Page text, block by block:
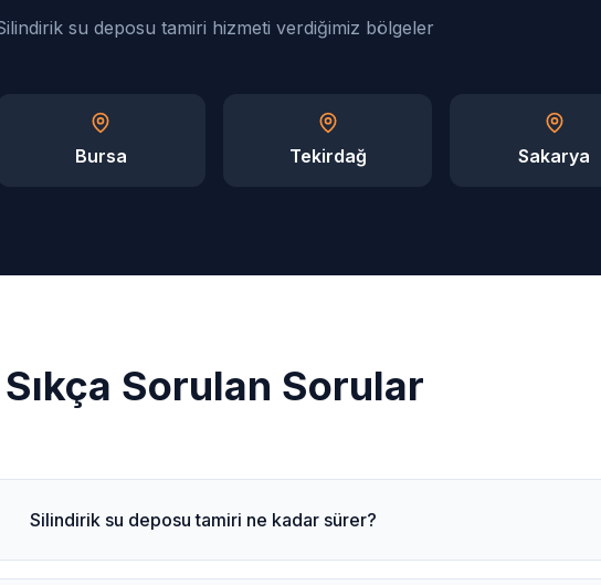
su deposu tamiri hizmeti verdiğimiz bölgeler
Bursa Tekirdağ Sakarya
Sıkça Sorulan Sorular
Silindirik su deposu tamiri ne kadar sürer?